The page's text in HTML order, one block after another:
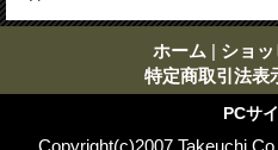
ホーム | ショ
特定商取引法表
PCサ
Copyright(c)2007 Takeuchi